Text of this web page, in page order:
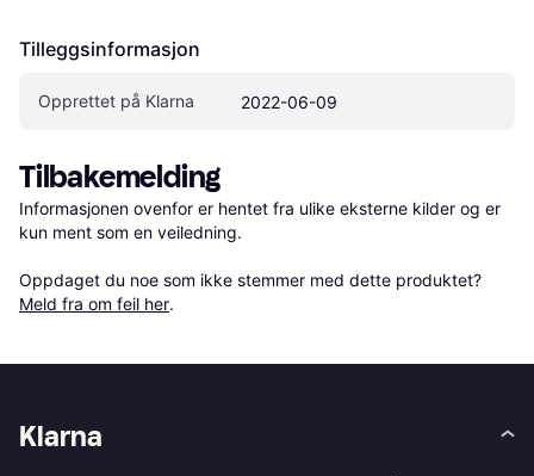
Tilleggsinformasjon
Opprettet på Klarna 2022-06-09
Tilbakemelding
Informasjonen ovenfor er hentet fra ulike eksterne kilder og er
kun ment som en veiledning.
Oppdaget du noe som ikke stemmer med dette produktet?
Meld fra om feil her.
Klarna